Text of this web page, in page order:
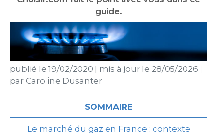
guide.
publié le 19/02/2020 mis à jour le 28/05/2026
par Caroline Dusanter
SOMMAIRE
Le marché du gaz en France : contexte